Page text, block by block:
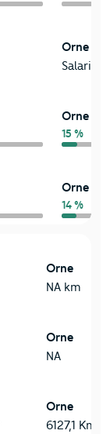
Orne
Salariés
Orne
15 %
Orne
14 %
Orne
NA km
Orne
NA
Orne
6127,1 Km²